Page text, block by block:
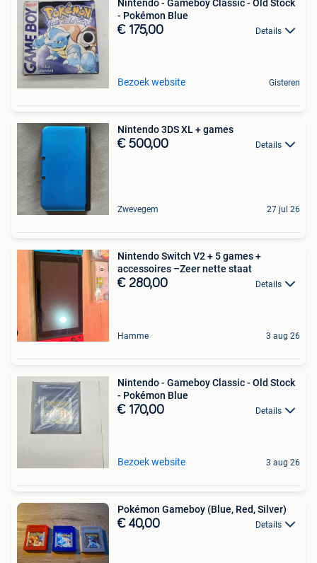
Nintendo - Gameboy Classic - Old Stock
- Pokémon Blue
€ 175,00 Details
Bezoek website Gisteren
Nintendo 3DS XL + games
€ 500,00 Details
Zwevegem 27 jul 26
Nintendo Switch V2 + 5 games +
accessoires –Zeer nette staat
€ 280,00 Details
Hamme 3 aug 26
Nintendo - Gameboy Classic - Old Stock
- Pokémon Blue
€ 170,00 Details
Bezoek website 3 aug 26
Pokémon Gameboy (Blue, Red, Silver)
€ 40,00 Details